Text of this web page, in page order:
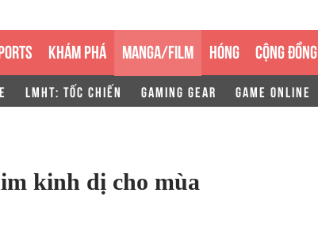
KHÁM PHÁ MANGA/FILM HÓNG CỘNG ĐỒNG
LMHT: TỐC CHIẾN GAMING GEAR GAME ONLINE
kinh dị cho mùa